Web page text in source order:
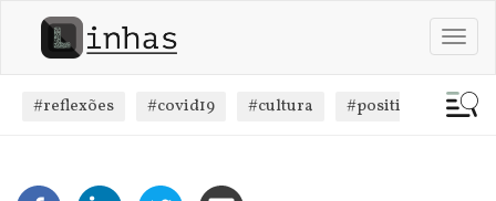
conteúdo
principal
#reflexões #covid19 #cultura #positivismo